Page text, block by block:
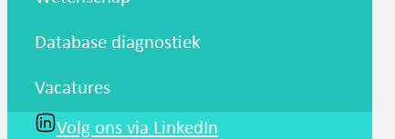
Database diagnostiek
Vacatures
Volg ons via LinkedIn